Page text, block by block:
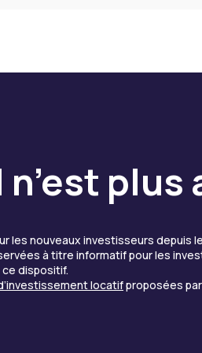
plus
les nouveaux investisseurs depuis
à titre informatif pour les
ce dispositif.
locatifproposées